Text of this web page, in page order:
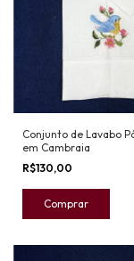
Conjunto de Lavabo
em Cambraia
R$130,00